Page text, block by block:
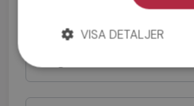
VISA DETALJER